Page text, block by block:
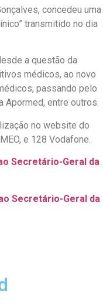
concedeu uma
transmitido no dia
a questão da
médicos, ao novo
passando pelo
Apormed, entre outros.
no website do
e 128 Vodafone.
Secretário-Geral da
Secretário-Geral da